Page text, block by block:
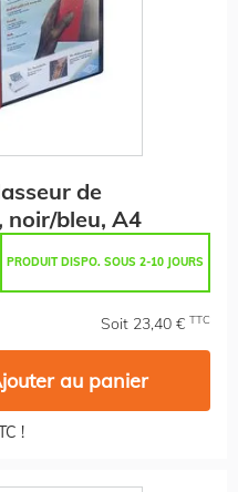
de
noir/bleu, A4
PRODUIT DISPO. SOUS 2-10 JOURS
Soit 23,40 € TTC
au panier
!